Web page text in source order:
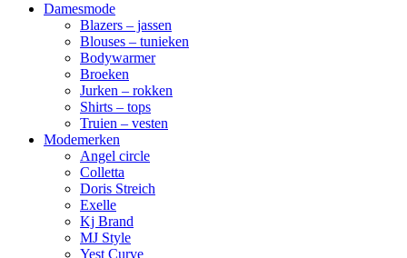
Damesmode
Blazers – jassen
Blouses – tunieken
Bodywarmer
Broeken
Jurken – rokken
Shirts – tops
Truien – vesten
Modemerken
Angel circle
Colletta
Doris Streich
Exelle
Kj Brand
MJ Style
Yest Curve